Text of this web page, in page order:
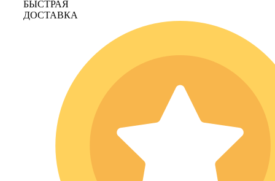
БЫСТРАЯ
ДОСТАВКА